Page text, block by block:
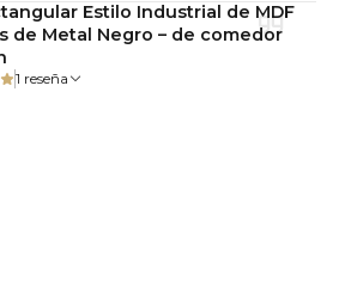
Estilo Industrial de MDF
de Metal Negro – de comedor
1 reseña